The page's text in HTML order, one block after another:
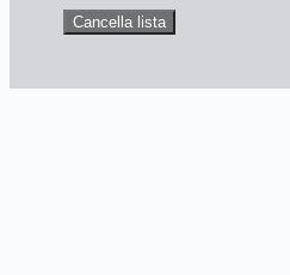
Cancella lista